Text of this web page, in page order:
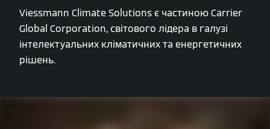
Viessmann Climate Solutions є частиною Carrier
Global Corporation, світового лідера в галузі
інтелектуальних кліматичних та енергетичних
рішень.